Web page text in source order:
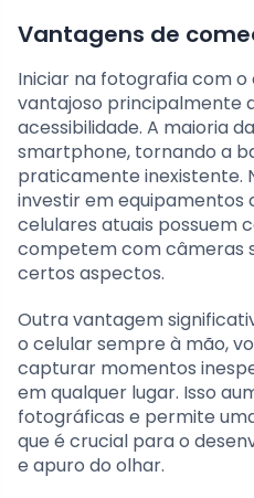
Vantagens de
Iniciar na fotografia com
vantajoso principalmente
acessibilidade. A maioria
smartphone, tornando a
praticamente inexistente.
investir em equipamentos
celulares atuais possuem
competem com câmeras
certos aspectos.
Outra vantagem
o celular sempre à mão,
capturar momentos
em qualquer lugar. Isso
fotográficas e permite
que é crucial para o
e apuro do olhar.